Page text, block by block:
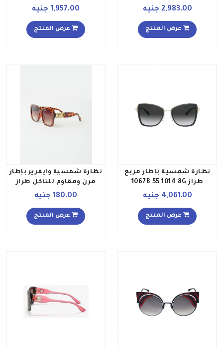
للنساء
2,983.00 جنيه
عرض المنتج
1,957.00 جنيه
عرض المنتج
نظارة شمسية بإطار مربع
طراز 1067B 55 1014 8G
للنساء
4,061.00 جنيه
عرض المنتج
نظارة شمسية وايفرير بإطار
مرن ومقاوم للتآكل طراز
9038L2 للنساء
180.00 جنيه
عرض المنتج